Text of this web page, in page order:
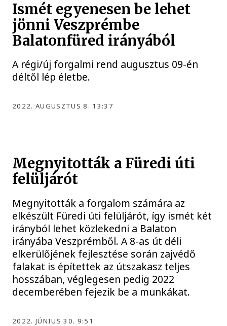
Ismét egyenesen be lehet
jönni Veszprémbe
Balatonfüred irányából
A régi/új forgalmi rend augusztus 09-én
déltől lép életbe.
2022. AUGUSZTUS 8. 13:37
Megnyitották a Füredi úti
felüljárót
Megnyitották a forgalom számára az
elkészült Füredi úti felüljárót, így ismét két
irányból lehet közlekedni a Balaton
irányába Veszprémből. A 8-as út déli
elkerülőjének fejlesztése során zajvédő
falakat is építettek az útszakasz teljes
hosszában, véglegesen pedig 2022
decemberében fejezik be a munkákat.
2022. JÚNIUS 30. 9:51